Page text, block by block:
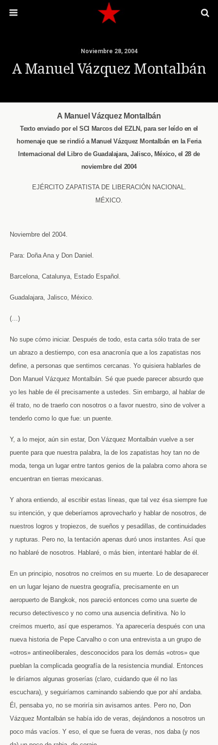
Noviembre 28, 2004
A Manuel Vázquez Montalbán
A Manuel Vázquez Montalbán
Texto enviado por el SCI Marcos del EZLN, para ser leído en el
homenaje que se rindió a Manuel Vázquez Montalbán en la Feria
Internacional del Libro de Guadalajara, Jalisco, México, el 28 de
noviembre del 2004
EJÉRCITO ZAPATISTA DE LIBERACIÓN NACIONAL.
MÉXICO.
Noviembre del 2004.
Para: Doña Ana y Don Daniel.
Barcelona, Catalunya, Estado Español.
Guadalajara, Jalisco, México.
(…)
No supe cómo iniciar. Después de todo, esta carta sólo trata de ser
un abrazo a destiempo, con esa anacronía que a los zapatistas nos
define, a personas que sentimos cercanas. Yo quisiera hablarles de
Don Manuel Vázquez Montalbán. Sé que puede parecer absurdo que
yo les hable de él precisamente a ustedes. Sin embargo, al hablar de
él trato, no de traerlo con nosotros o a favor nuestro, sino de volver a
tenderlo como lo que fue: un puente.
Y, a lo mejor, aún sin estar, Don Vázquez Montalbán vuelve a ser
puente para que nuestra palabra, la de los zapatistas hoy tan no de
moda, tenga un lugar entre tantos genios de la palabra como ahora se
encuentran en tierras mexicanas.
Y ahora entiendo, al escribir estas líneas, que tal vez ésa siempre fue
su intención, y que deberíamos aprovecharlo y hablar de nosotros, de
nuestros logros y tropiezos, de sueños y pesadillas, de continuidades
y rupturas. Pero no, la tentación apenas duró unos instantes. Así que
no hablaré de nosotros. Hablaré, o más bien, intentaré hablar de él.
En un principio, nosotros no creímos en su muerte. Lo de desaparecer
en un lugar lejano de nuestra geografía, precisamente en un
aeropuerto de Bangkok, nos pareció entonces como una suerte de
recurso detectivesco y no como una ausencia definitiva. No lo
creímos muerto, así que esperamos. Ya aparecería después con una
nueva historia de Pepe Carvalho o con una entrevista a un grupo de
«otros» antineoliberales, desconocidos para los demás «otros» que
pueblan la complicada geografía de la resistencia mundial. Entonces
le diríamos algunas groserías (claro, cuidando que él no las
escuchara), y seguiríamos caminando sabiendo que por ahí andaba.
Él, pensaba yo, no se moriría sin avisarnos antes. Pero no, Don
Vázquez Montalbán se había ido de veras, dejándonos a nosotros un
poco más vacíos. Y eso, el que se fuera de veras, nos daba (y nos